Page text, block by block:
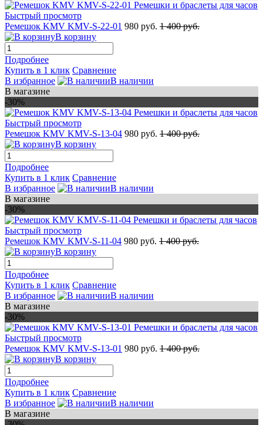
Быстрый просмотр
Ремешок KMV KMV-S-22-01 980 руб. 1 400 руб.
В корзину
Подробнее
Купить в 1 клик Сравнение
В избранное
В наличии
В магазине
-30%
Быстрый просмотр
Ремешок KMV KMV-S-13-04 980 руб. 1 400 руб.
В корзину
Подробнее
Купить в 1 клик Сравнение
В избранное
В наличии
В магазине
-30%
Быстрый просмотр
Ремешок KMV KMV-S-11-04 980 руб. 1 400 руб.
В корзину
Подробнее
Купить в 1 клик Сравнение
В избранное
В наличии
В магазине
-30%
Быстрый просмотр
Ремешок KMV KMV-S-13-01 980 руб. 1 400 руб.
В корзину
Подробнее
Купить в 1 клик Сравнение
В избранное
В наличии
В магазине